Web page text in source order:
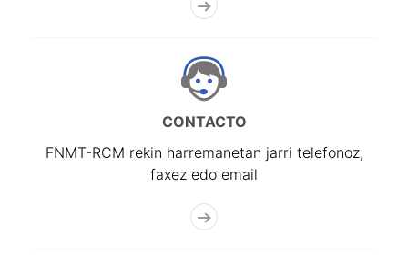
CONTACTO
FNMT-RCM rekin harremanetan jarri telefonoz,
faxez edo email